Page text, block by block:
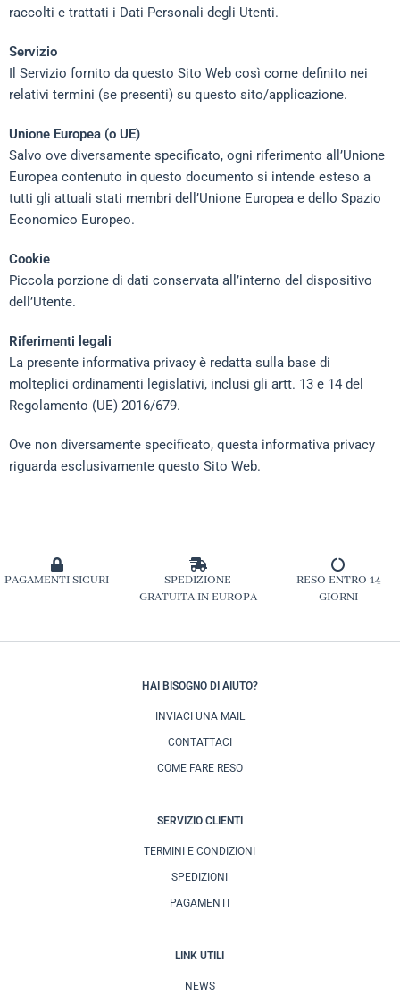
raccolti e trattati i Dati Personali degli Utenti.
Servizio
Il Servizio fornito da questo Sito Web così come definito nei
relativi termini (se presenti) su questo sito/applicazione.
Unione Europea (o UE)
Salvo ove diversamente specificato, ogni riferimento all’Unione
Europea contenuto in questo documento si intende esteso a
tutti gli attuali stati membri dell’Unione Europea e dello Spazio
Economico Europeo.
Cookie
Piccola porzione di dati conservata all’interno del dispositivo
dell’Utente.
Riferimenti legali
La presente informativa privacy è redatta sulla base di
molteplici ordinamenti legislativi, inclusi gli artt. 13 e 14 del
Regolamento (UE) 2016/679.
Ove non diversamente specificato, questa informativa privacy
riguarda esclusivamente questo Sito Web.
PAGAMENTI SICURI
SPEDIZIONE
GRATUITA IN EUROPA
RESO ENTRO 14
GIORNI
HAI BISOGNO DI AIUTO?
INVIACI UNA MAIL
CONTATTACI
COME FARE RESO
SERVIZIO CLIENTI
TERMINI E CONDIZIONI
SPEDIZIONI
PAGAMENTI
LINK UTILI
NEWS